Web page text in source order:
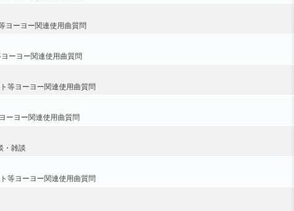
ヨーヨー関連使用曲質問
ーヨー関連使用曲質問
等ヨーヨー関連使用曲質問
ーヨー関連使用曲質問
・雑談
等ヨーヨー関連使用曲質問